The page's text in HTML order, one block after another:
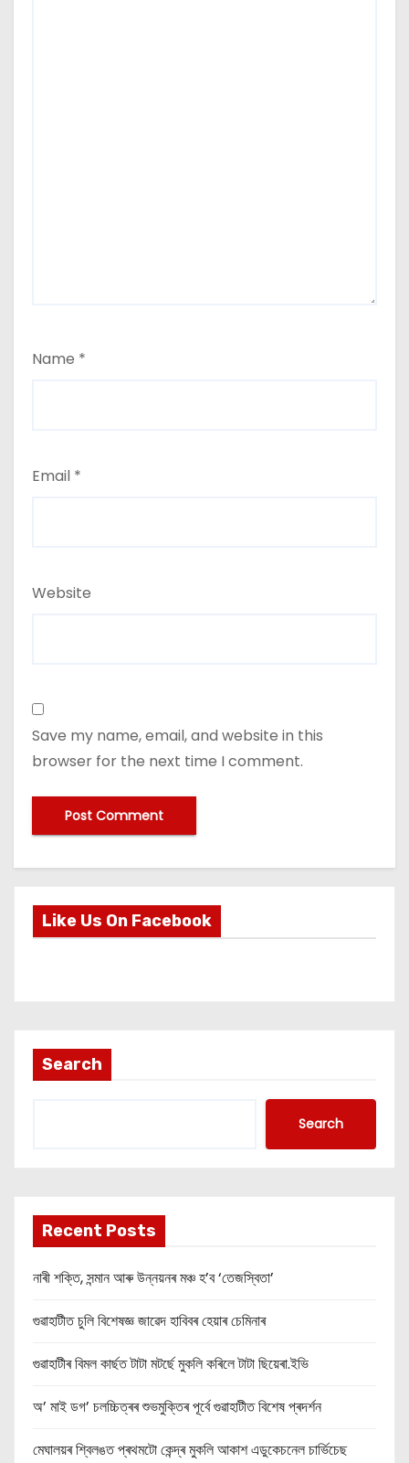
Name *
Email *
Website
Save my name, email, and website in this
browser for the next time I comment.
Like Us On Facebook
Search
Search
Recent Posts
নাৰী শক্তি, সন্মান আৰু উন্নয়নৰ মঞ্চ হ’ব ‘তেজস্বিতা’
গুৱাহাটীত চুলি বিশেষজ্ঞ জাৱেদ হাবিবৰ হেয়াৰ চেমিনাৰ
গুৱাহাটীৰ বিমল কাৰ্ছত টাটা মটৰ্ছে মুকলি কৰিলে টাটা ছিয়েৰা.ইভি
অ’ মাই ডগ’ চলচ্চিত্ৰৰ শুভমুক্তিৰ পূৰ্বে গুৱাহাটীত বিশেষ প্ৰদৰ্শন
মেঘালয়ৰ শ্বিলঙত প্ৰথমটো কেন্দ্ৰ মুকলি আকাশ এডুকেচনেল চাৰ্ভিচেছ